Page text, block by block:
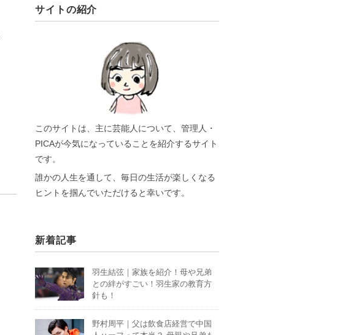
サイトの紹介
このサイトは、主に芸能人について、管理人・
PICAが今気になっていることを紹介するサイト
です。
誰かの人生を通して、毎日の生活が楽しくなる
ヒントを掴んでいただけると幸いです。
新着記事
羽生結弦｜家族を紹介！母や兄弟
との絆がすごい！羽生家の教育方
針も！
野村周平｜父は飲食店経営で中国